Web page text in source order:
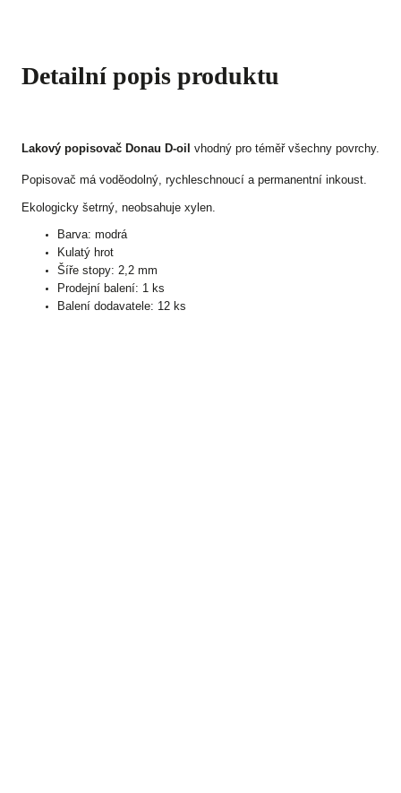
Detailní popis produktu
Lakový popisovač Donau D-oil vhodný pro téměř všechny povrchy.
Popisovač má voděodolný, rychleschnoucí a permanentní inkoust.
Ekologicky šetrný, neobsahuje xylen.
Barva: modrá
Kulatý hrot
Šíře stopy: 2,2 mm
Prodejní balení: 1 ks
Balení dodavatele: 12 ks